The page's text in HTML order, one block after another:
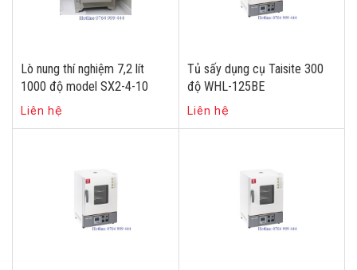
Lò nung thí nghiệm 7,2 lít
1000 độ model SX2-4-10
Liên hệ
Tủ sấy dụng cụ Taisite 300
độ WHL-125BE
Liên hệ